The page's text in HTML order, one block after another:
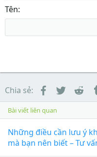
Tên
Chia sẻ: Facebook
Twitter
Bài viết liên quan
Những điều cần lưu ý
mà bạn nên biết – Tư